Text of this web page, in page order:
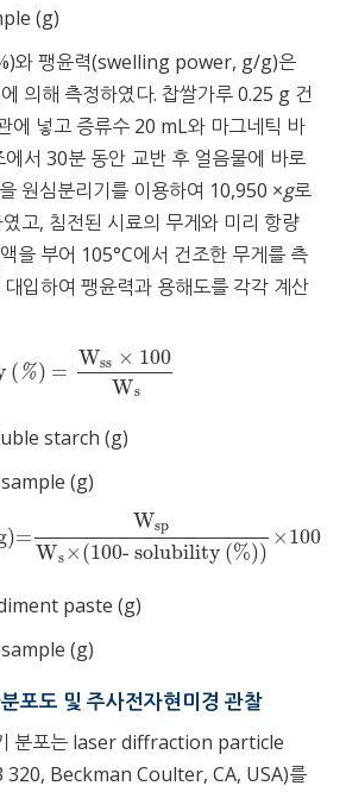
(g)
와 팽윤력(swelling power, g/g)은
의해 측정하였다. 찹쌀가루 0.25 g 건
에 넣고 증류수 20 mL와 마그네틱 바
서 30분 동안 교반 후 얼음물에 바로
원심분리기를 이용하여 10,950 ×g로
고, 침전된 시료의 무게와 미리 항량
을 부어 105°C에서 건조한 무게를 측
입하여 팽윤력과 용해도를 각각 계산
(%) =
Wss × 100
Ws
(% )= W ss×100 Ws
starch (g)
(g)
Wsp
Ws ×(100- solubility (%))
×100
WspWs×(100- solubility (%))×100
paste (g)
(g)
포도 및 주사전자현미경 관찰
분포는 laser diffraction particle
Beckman Coulter, CA, USA)를